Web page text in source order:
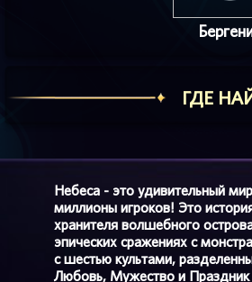
ГДЕ
Небеса - это удивительный
миллионы игроков! Это
хранителя волшебного
эпических сражениях с
с шестью культами,
Любовь, Мужество и Праздник